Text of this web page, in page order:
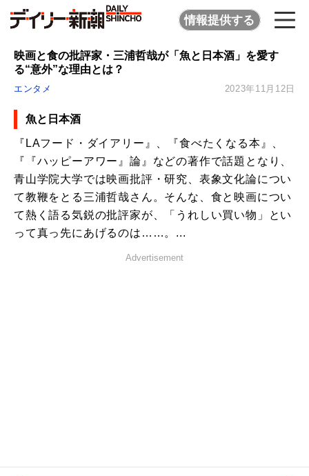
情報提供する
映画と食の批評家・三浦哲哉が「魚と日本酒」を愛す
る“意外”な理由とは？
エンタメ 2023年11月12日
魚と日本酒
『LAフード・ダイアリー』、『食べたくなる本』、
『『ハッピーアワー』論』などの著作で話題となり、
青山学院大学では映画批評・研究、表象文化論につい
て教鞭をとる三浦哲哉さん。そんな、食と映画につい
て熱く語る気鋭の批評家が、「うれしい買い物」とい
って真っ先にあげるのは……。...
Advertisement